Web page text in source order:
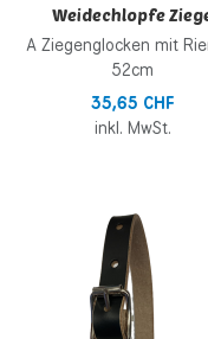
Weidechlopfe
A Ziegenglocken mit
52cm
35,65 CHF
inkl. MwSt.